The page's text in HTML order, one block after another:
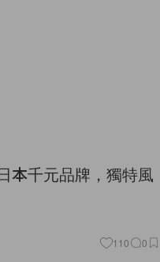
本千元品牌，獨特風
110 0